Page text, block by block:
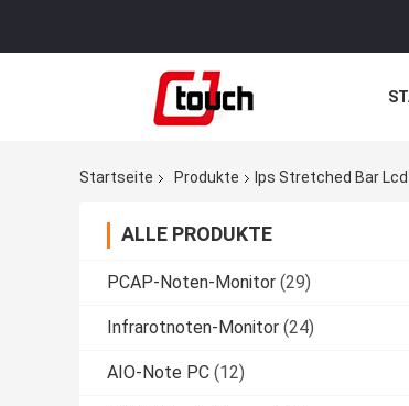
Startseite Produkte Ips Stretched Bar
ALLE PRODUKTE
PCAP-Noten-Monitor (29)
Infrarotnoten-Monitor (24)
AIO-Note PC (12)